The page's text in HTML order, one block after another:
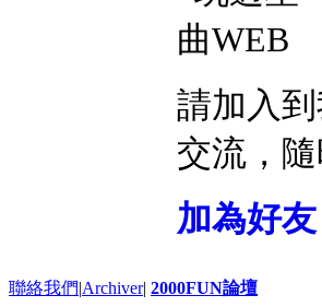
請加入
交流，
加為好友
聯絡我們|Archiver| 2000FUN論壇